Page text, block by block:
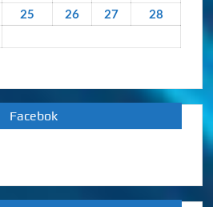
25 26 27
28
Facebok